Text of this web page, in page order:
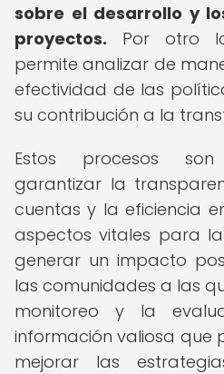
sobre el desarrollo y
proyectos. Por otro
permite analizar de
efectividad de las
su contribución a la
Estos procesos
garantizar la
cuentas y la eficiencia
aspectos vitales para
generar un impacto
las comunidades a las
monitoreo y la
información valiosa que
mejorar las